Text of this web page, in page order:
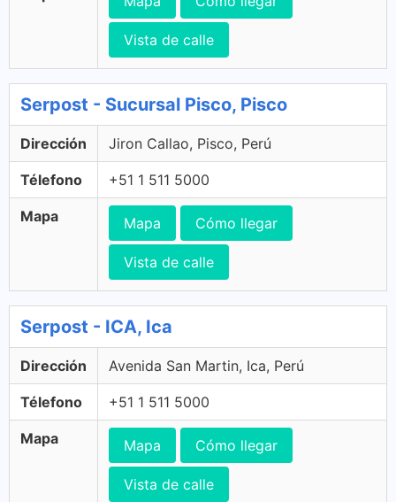
Vista de calle
Serpost - Sucursal Pisco, Pisco
Dirección Jiron Callao, Pisco, Perú
Télefono +51 1 511 5000
Mapa Mapa Cómo llegar
Vista de calle
Serpost - ICA, Ica
Dirección Avenida San Martin, Ica, Perú
Télefono +51 1 511 5000
Mapa Mapa Cómo llegar
Vista de calle